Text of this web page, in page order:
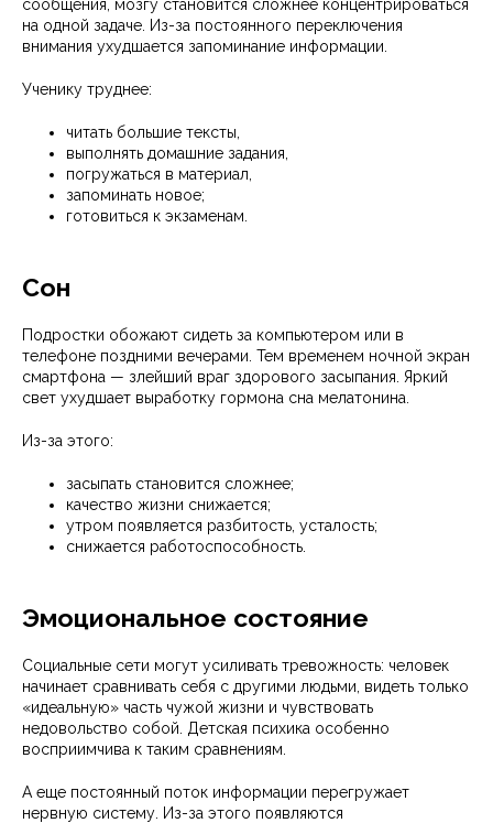
сообщения, мозгу становится сложнее концентрироваться
на одной задаче. Из-за постоянного переключения
внимания ухудшается запоминание информации.
Ученику труднее:
читать большие тексты,
выполнять домашние задания,
погружаться в материал,
запоминать новое;
готовиться к экзаменам.
Сон
Подростки обожают сидеть за компьютером или в
телефоне поздними вечерами. Тем временем ночной экран
смартфона — злейший враг здорового засыпания. Яркий
свет ухудшает выработку гормона сна мелатонина.
Из-за этого:
засыпать становится сложнее;
качество жизни снижается;
утром появляется разбитость, усталость;
снижается работоспособность.
Эмоциональное состояние
Социальные сети могут усиливать тревожность: человек
начинает сравнивать себя с другими людьми, видеть только
«идеальную» часть чужой жизни и чувствовать
недовольство собой. Детская психика особенно
восприимчива к таким сравнениям.
А еще постоянный поток информации перегружает
нервную систему. Из-за этого появляются